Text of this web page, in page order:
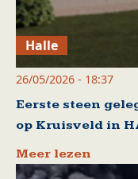
Halle
26/05/2026 - 18:37
Eerste steen
op Kruisveld in
Meer lezen